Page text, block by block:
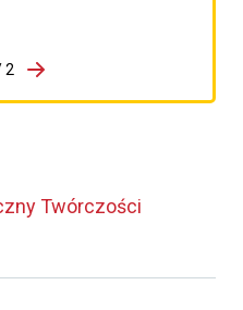
2
Przejdź do następnego
Twórczości